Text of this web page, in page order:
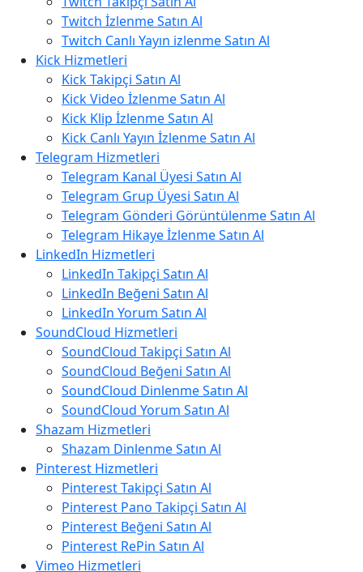
Twitch İzlenme Satın Al
Twitch Canlı Yayın izlenme Satın Al
Kick Hizmetleri
Kick Takipçi Satın Al
Kick Video İzlenme Satın Al
Kick Klip İzlenme Satın Al
Kick Canlı Yayın İzlenme Satın Al
Telegram Hizmetleri
Telegram Kanal Üyesi Satın Al
Telegram Grup Üyesi Satın Al
Telegram Gönderi Görüntülenme Satın Al
Telegram Hikaye İzlenme Satın Al
LinkedIn Hizmetleri
LinkedIn Takipçi Satın Al
LinkedIn Beğeni Satın Al
LinkedIn Yorum Satın Al
SoundCloud Hizmetleri
SoundCloud Takipçi Satın Al
SoundCloud Beğeni Satın Al
SoundCloud Dinlenme Satın Al
SoundCloud Yorum Satın Al
Shazam Hizmetleri
Shazam Dinlenme Satın Al
Pinterest Hizmetleri
Pinterest Takipçi Satın Al
Pinterest Pano Takipçi Satın Al
Pinterest Beğeni Satın Al
Pinterest RePin Satın Al
Vimeo Hizmetleri